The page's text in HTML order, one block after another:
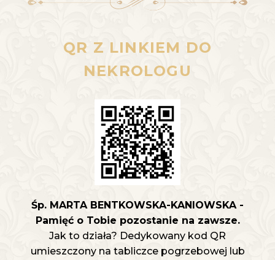
QR Z LINKIEM DO
NEKROLOGU
Śp. MARTA BENTKOWSKA-KANIOWSKA -
Pamięć o Tobie pozostanie na zawsze.
Jak to działa? Dedykowany kod QR
umieszczony na tabliczce pogrzebowej lub